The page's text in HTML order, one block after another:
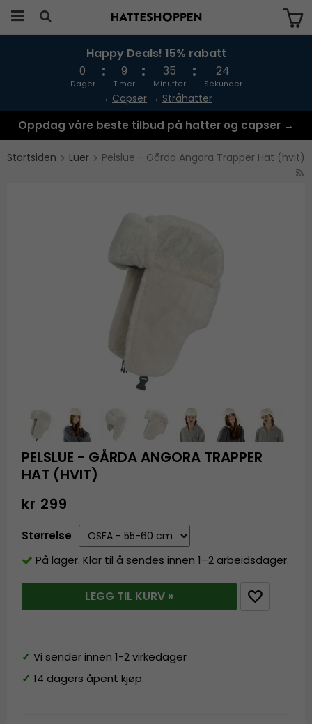
Produktet har blitt lagt til i handlekurven
Happy Deals! 15% rabatt
0
Dager
9
Timer
35
Minutter
24
Sekunder
→ Capser → Stråhatter
Oppdag våre beste tilbud på hatter og capser →
Startsiden Luer Pelslue - Gårda Angora Trapper Hat (hvit)
PELSLUE - GÅRDA ANGORA TRAPPER
HAT (HVIT)
kr 299
Størrelse
På lager. Klar til å sendes innen 1–2 arbeidsdager.
LEGG TIL KURV »
✓ Vi sender innen 1-2 virkedager
✓ 14 dagers åpent kjøp.